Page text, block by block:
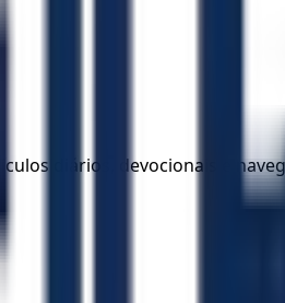
diários, devocionais e